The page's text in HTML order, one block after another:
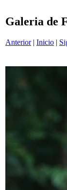
Galeria de
Anterior| Inicio |